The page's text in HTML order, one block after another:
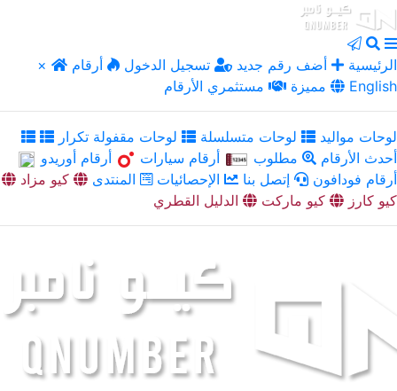
× الرئيسية أضف رقم جديد تسجيل الدخول
أرقام
مميزة
مستثمري الأرقام English
لوحات مواليد لوحات متسلسلة
لوحات مقفولة تكرار
أحدث الأرقام
مطلوب أرقام سيارات
أرقام أوريدو
أرقام فودافون
إتصل بنا الإحصائيات المنتدى
كيو مزاد
كيو كارز
كيو ماركت الدليل القطري